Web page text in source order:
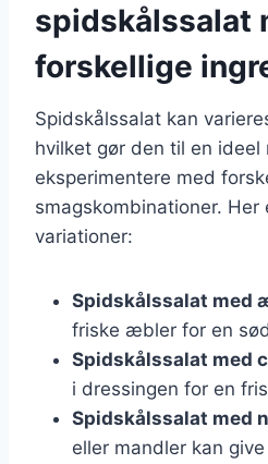
spidskålssalat
forskellige
Spidskålssalat kan
hvilket gør den til en ideel
eksperimentere med
smagskombinationer.
variationer:
Spidskålssalat med
friske æbler for en
Spidskålssalat med
i dressingen for en
Spidskålssalat med
eller mandler kan